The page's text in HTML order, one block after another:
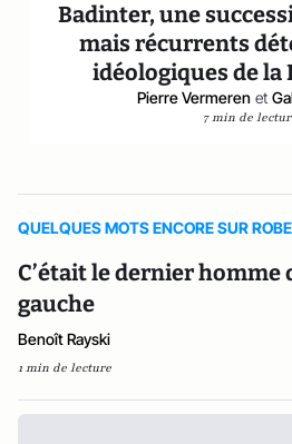
Badinter, une
mais récurrents
idéologiques de la
Pierre Vermeren et
7 min de
QUELQUES MOTS ENCORE SUR
C’était le dernier homme
gauche
Benoît Rayski
1 min de lecture